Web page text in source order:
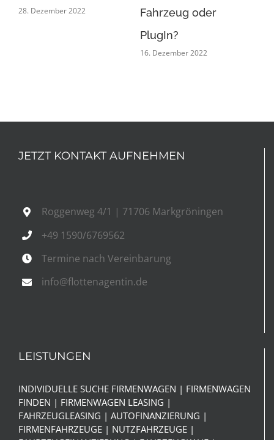
28. Dezember 2022
Fahrzeug oder
PlugIn?
16. Dezember 2022
JETZT KONTAKT AUFNEHMEN
Roggenweg 4/1 | 71706 Markgröningen
+49 1590/6769562
Termine nach Vereinbarung
info@flottenagentin.de
LEISTUNGEN
INDIVIDUELLE SUCHE FIRMENWAGEN | FIRMENWAGEN
FINDEN | FIRMENWAGEN LEASING |
FAHRZEUGLEASING | AUTOFINANZIERUNG |
FIRMENFAHRZEUGE | NUTZFAHRZEUGE |